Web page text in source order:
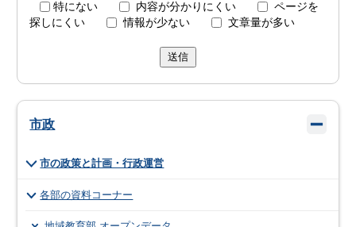
特にない 内容が分かりにくい
ページを
探しにくい
情報が少ない 文章量が多い
送信
市政
市の政策と計画・行政運営
各部の資料コーナー